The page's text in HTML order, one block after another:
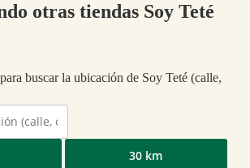
otras tiendas Soy Teté
buscar la ubicación de Soy Teté (calle,
30 km